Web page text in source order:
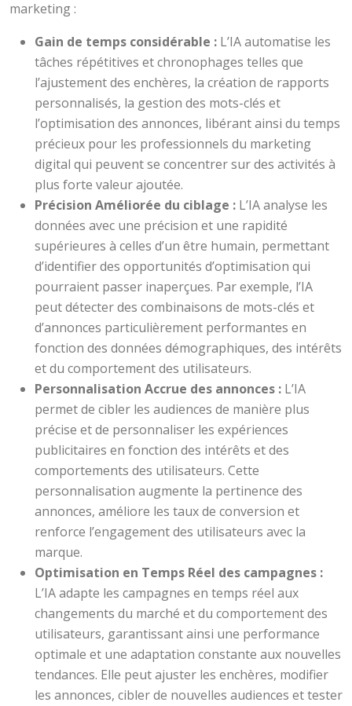
marketing :
Gain de temps considérable : L’IA automatise les
tâches répétitives et chronophages telles que
l’ajustement des enchères, la création de rapports
personnalisés, la gestion des mots-clés et
l’optimisation des annonces, libérant ainsi du temps
précieux pour les professionnels du marketing
digital qui peuvent se concentrer sur des activités à
plus forte valeur ajoutée.
Précision Améliorée du ciblage : L’IA analyse les
données avec une précision et une rapidité
supérieures à celles d’un être humain, permettant
d’identifier des opportunités d’optimisation qui
pourraient passer inaperçues. Par exemple, l’IA
peut détecter des combinaisons de mots-clés et
d’annonces particulièrement performantes en
fonction des données démographiques, des intérêts
et du comportement des utilisateurs.
Personnalisation Accrue des annonces : L’IA
permet de cibler les audiences de manière plus
précise et de personnaliser les expériences
publicitaires en fonction des intérêts et des
comportements des utilisateurs. Cette
personnalisation augmente la pertinence des
annonces, améliore les taux de conversion et
renforce l’engagement des utilisateurs avec la
marque.
Optimisation en Temps Réel des campagnes :
L’IA adapte les campagnes en temps réel aux
changements du marché et du comportement des
utilisateurs, garantissant ainsi une performance
optimale et une adaptation constante aux nouvelles
tendances. Elle peut ajuster les enchères, modifier
les annonces, cibler de nouvelles audiences et tester